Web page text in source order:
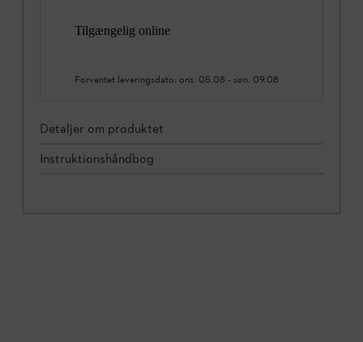
Tilgængelig online
Forventet leveringsdato: ons. 05.08 - søn. 09.08
Detaljer om produktet
Instruktionshåndbog